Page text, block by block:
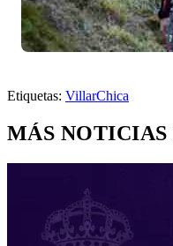
Etiquetas: VillarChica
MÁS